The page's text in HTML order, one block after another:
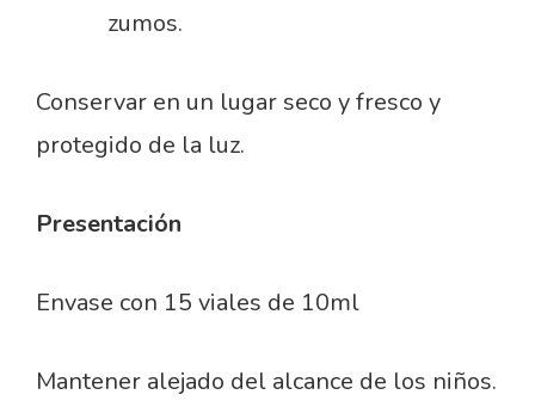
zumos.
Conservar en un lugar seco y fresco y
protegido de la luz.
Presentación
Envase con 15 viales de 10ml
Mantener alejado del alcance de los niños.